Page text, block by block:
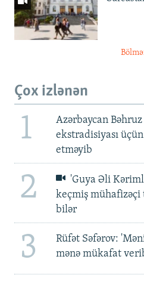
Çox izlənən
1
Azərbaycan
ekstradisiyası
etməyib
2
'Guya Əli
keçmiş mühafizəçi
bilər
3
Rüfət Səfərov:
mənə mükafat